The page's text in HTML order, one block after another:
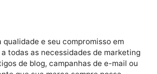
de stock forneça flexibilidade,
clara e reconhecível.
facilitando a manutenção da